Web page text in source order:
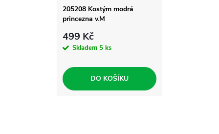
205208 Kostým modrá
princezna v.M
499 Kč
Skladem 5 ks
DO KOŠÍKU